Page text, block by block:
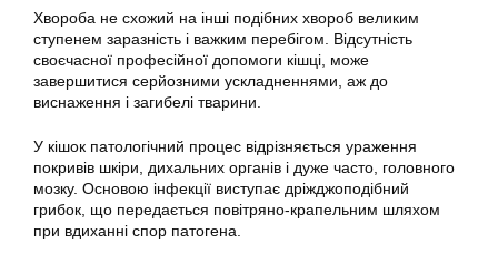
Хвороба не схожий на інші подібних хвороб великим
ступенем заразність і важким перебігом. Відсутність
своєчасної професійної допомоги кішці, може
завершитися серйозними ускладненнями, аж до
виснаження і загибелі тварини.
У кішок патологічний процес відрізняється ураження
покривів шкіри, дихальних органів і дуже часто, головного
мозку. Основою інфекції виступає дріжджоподібний
грибок, що передається повітряно-крапельним шляхом
при вдиханні спор патогена.